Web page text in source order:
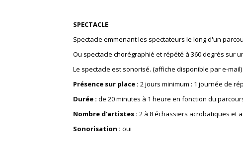
SPECTACLE
Spectacle emmenant les spectateurs le long d'un
Ou spectacle chorégraphié et répété à 360 degrés sur
Le spectacle est sonorisé. (affiche disponible par e-mail)
Présence sur place : 2 jours minimum : 1 journée de
Durée : de 20 minutes à 1 heure en fonction du
Nombre d'artistes : 2 à 8 échassiers acrobatiques et
Sonorisation : oui